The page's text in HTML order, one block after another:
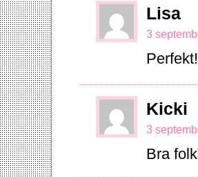
Lisa
3
Kicki
3
Bra